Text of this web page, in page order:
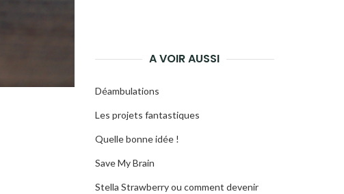
A VOIR AUSSI
Déambulations
Les projets fantastiques
Quelle bonne idée !
Save My Brain
Stella Strawberry ou comment devenir